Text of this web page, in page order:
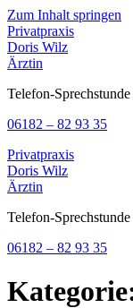
Zum Inhalt springen
Privatpraxis
Doris Wilz
Ärztin
Telefon-
06182 – 82 93 35
Privatpraxis
Doris Wilz
Ärztin
Telefon-
06182 – 82 93 35